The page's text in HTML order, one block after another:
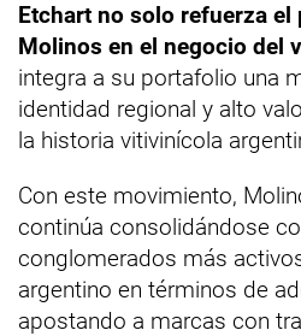
Etchart no solo refuerza
Molinos en el negocio del
integra a su portafolio una
identidad regional y alto
la historia vitivinícola
Con este movimiento,
continúa consolidándose
conglomerados más
argentino en términos de
apostando a marcas con